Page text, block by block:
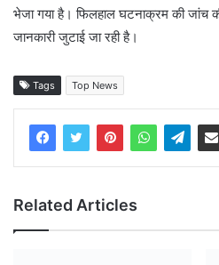
भेजा गया है। फिलहाल घटनाक्रम की जांच
जानकारी जुटाई जा रही है।
Tags Top News
Related Articles